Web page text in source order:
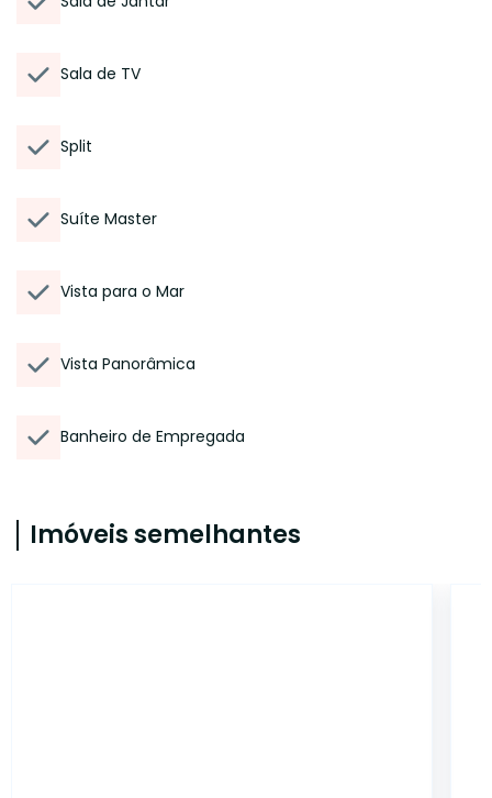
Sala de TV
Split
Suíte Master
Vista para o Mar
Vista Panorâmica
Banheiro de Empregada
Imóveis semelhantes